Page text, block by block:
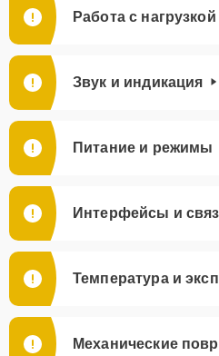
Работа с нагрузкой
Звук и индикация
Питание и режимы
Интерфейсы и
Температура и
Механические